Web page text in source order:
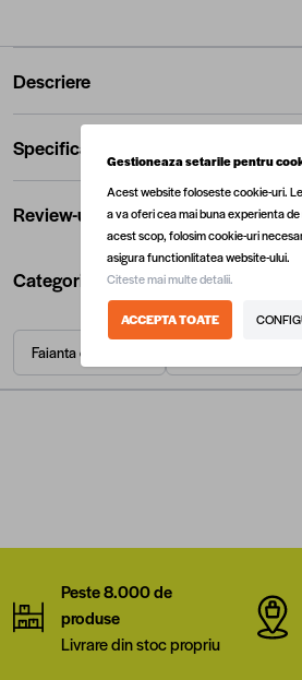
Descriere
Specificatii
Review-uri
Categorii utile
Faianta decorativa
Peste 8.000 de
produse
Livrare din stoc propriu
Gestioneaza setarile pentru
Acest website foloseste cookie-uri.
a va oferi cea mai buna experienta
acest scop, folosim cookie-uri
asigura functionlitatea website-ului.
Citeste mai multe detalii.
ACCEPTA TOATE